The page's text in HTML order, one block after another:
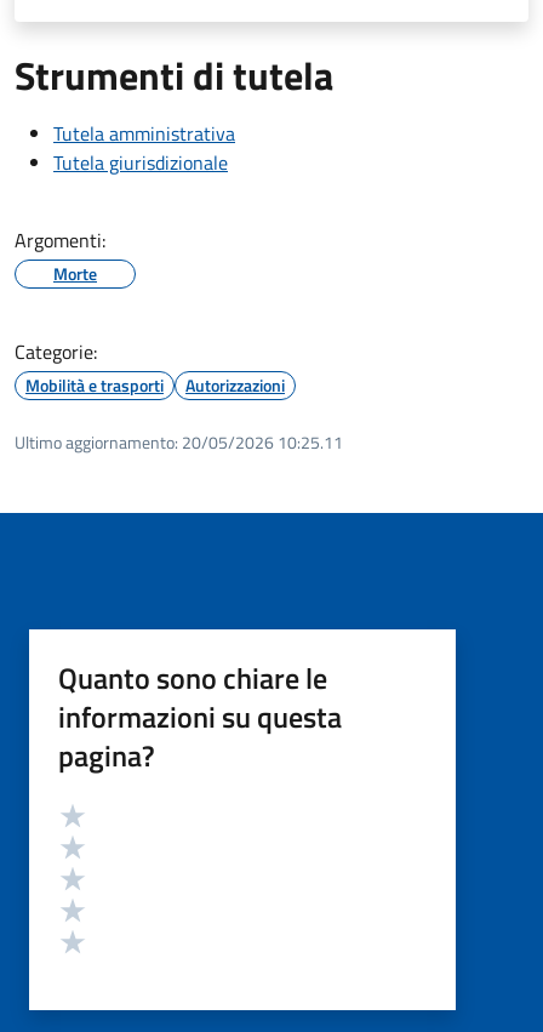
Strumenti di tutela
Tutela amministrativa
Tutela giurisdizionale
Argomenti:
Morte
Categorie:
Mobilità e trasporti Autorizzazioni
Ultimo aggiornamento: 20/05/2026 10:25.11
Quanto sono chiare le
informazioni su questa
pagina?
Valutazione